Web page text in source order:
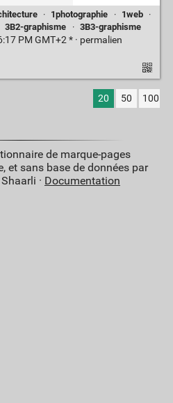
· 1photographie · 1web
·
3B2-graphisme · 3B3-graphisme
PM GMT+2 * · permalien
20 50 100
de marque-pages
et sans base de données par
· Documentation